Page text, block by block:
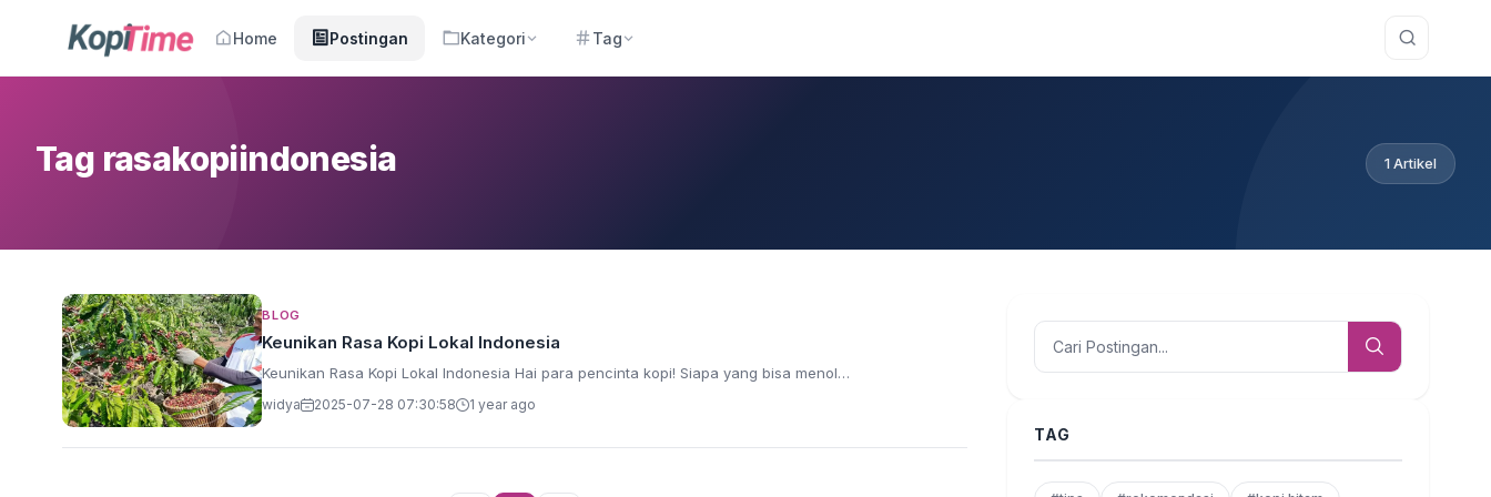
Home Postingan Kategori Tag
Tag rasakopiindonesia 1 Artikel
BLOG
Keunikan Rasa Kopi Lokal Indonesia
Keunikan Rasa Kopi Lokal Indonesia Hai para pencinta kopi! Siapa yang bisa menol…
widya 2025-07-28 07:30:58 1 year ago
TAG